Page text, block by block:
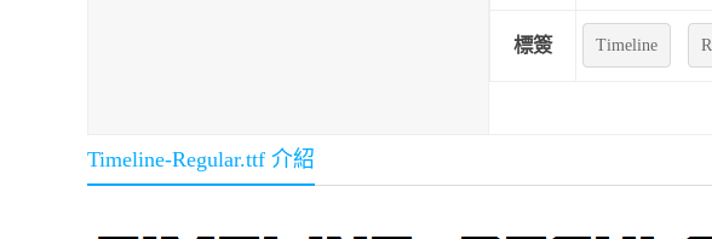
標簽 Timeline
Timeline-Regular.ttf 介紹